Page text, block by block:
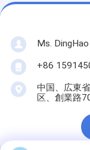
Ms.
+86
中国、広東
区、創業路